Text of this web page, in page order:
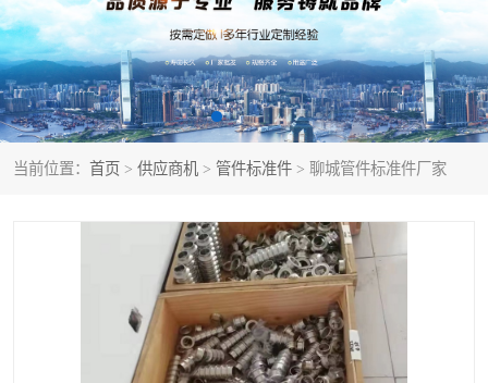
当前位置： 首页 > 供应商机 > 管件标准件 > 聊城管件标准件厂家
不锈钢管 激光切割
管件标准件 不锈钢圆钢
不锈钢人孔 不锈钢亮管
不锈钢角钢 不锈钢加工
不锈钢板 不锈钢工业方管
不锈钢法兰
不锈钢槽钢